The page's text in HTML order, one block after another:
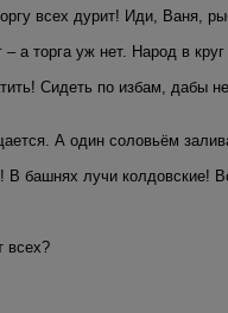
всех дурит! Иди, Ваня,
а торга уж нет. Народ в
Сидеть по избам,
А один соловьём
В башнях лучи колдовские!
всех?